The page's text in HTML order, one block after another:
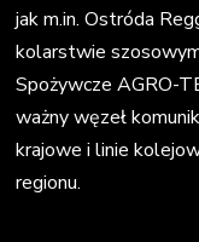
jak m.in. Ostróda
kolarstwie
Spożywcze AGRO-
ważny węzeł
krajowe i linie
regionu.